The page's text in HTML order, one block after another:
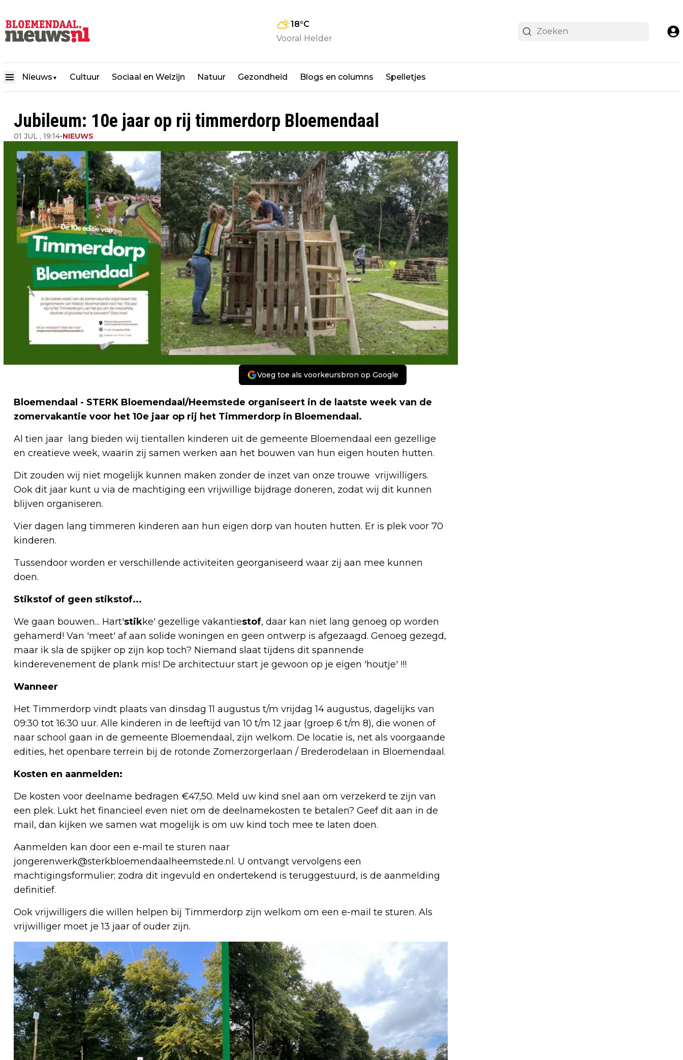
18°C
Vooral Helder
Nieuws ▼ Cultuur Sociaal en Welzijn Natuur Gezondheid Blogs en columns Spelletjes
Jubileum: 10e jaar op rij timmerdorp Bloemendaal
01 JUL , 19:14•NIEUWS
Voeg toe als voorkeursbron op Google
Bloemendaal - STERK Bloemendaal/Heemstede organiseert in de laatste week van de
zomervakantie voor het 10e jaar op rij het Timmerdorp in Bloemendaal.
Al tien jaar lang bieden wij tientallen kinderen uit de gemeente Bloemendaal een gezellige
en creatieve week, waarin zij samen werken aan het bouwen van hun eigen houten hutten.
Dit zouden wij niet mogelijk kunnen maken zonder de inzet van onze trouwe vrijwilligers.
Ook dit jaar kunt u via de machtiging een vrijwillige bijdrage doneren, zodat wij dit kunnen
blijven organiseren.
Vier dagen lang timmeren kinderen aan hun eigen dorp van houten hutten. Er is plek voor 70
kinderen.
Tussendoor worden er verschillende activiteiten georganiseerd waar zij aan mee kunnen
doen.
Stikstof of geen stikstof...
We gaan bouwen... Hart'stikke' gezellige vakantiestof, daar kan niet lang genoeg op worden
gehamerd! Van 'meet' af aan solide woningen en geen ontwerp is afgezaagd. Genoeg gezegd,
maar ik sla de spijker op zijn kop toch? Niemand slaat tijdens dit spannende
kinderevenement de plank mis! De architectuur start je gewoon op je eigen 'houtje' !!!
Wanneer
Het Timmerdorp vindt plaats van dinsdag 11 augustus t/m vrijdag 14 augustus, dagelijks van
09:30 tot 16:30 uur. Alle kinderen in de leeftijd van 10 t/m 12 jaar (groep 6 t/m 8), die wonen of
naar school gaan in de gemeente Bloemendaal, zijn welkom. De locatie is, net als voorgaande
edities, het openbare terrein bij de rotonde Zomerzorgerlaan / Brederodelaan in Bloemendaal.
Kosten en aanmelden:
De kosten voor deelname bedragen €47,50. Meld uw kind snel aan om verzekerd te zijn van
een plek. Lukt het financieel even niet om de deelnamekosten te betalen? Geef dit aan in de
mail, dan kijken we samen wat mogelijk is om uw kind toch mee te laten doen.
Aanmelden kan door een e-mail te sturen naar
jongerenwerk@sterkbloemendaalheemstede.nl . U ontvangt vervolgens een
machtigingsformulier; zodra dit ingevuld en ondertekend is teruggestuurd, is de aanmelding
definitief.
Ook vrijwilligers die willen helpen bij Timmerdorp zijn welkom om een e-mail te sturen. Als
vrijwilliger moet je 13 jaar of ouder zijn.